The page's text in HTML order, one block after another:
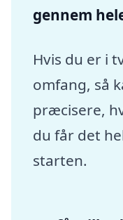
gennem
Hvis du er i
omfang, så
præcisere,
du får det
starten.